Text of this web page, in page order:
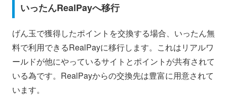
いったんRealPayへ移行
げん玉で獲得したポイントを交換する場合、いったん無
料で利用できるRealPayに移行します。これはリアルワ
ールドが他にやっているサイトとポイントが共有されて
いる為です。RealPayからの交換先は豊富に用意されて
います。